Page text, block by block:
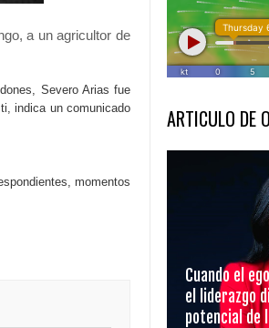
ambientales y sociales
Juegos Centroamericanos y del
a un agricultor de
Severo Arias fue
indica un comunicado
momentos
ARTICULO DE
Cuando el
el liderazgo
potencial de